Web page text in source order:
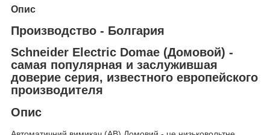
Опис
Производство - Болгария
Schneider Electric Domae (Домовой) -
самая популярная и заслужившая
доверие серия, известного европейского
производителя
Опис